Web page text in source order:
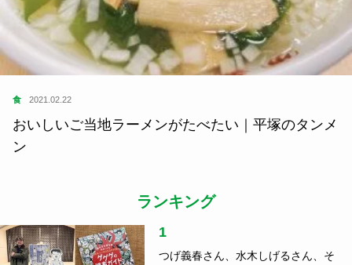
食 2021.02.22
おいしいご当地ラーメンがたべたい｜平塚のタンメ
ン
ランキング
1
つげ義春さん、水木しげるさん、そ